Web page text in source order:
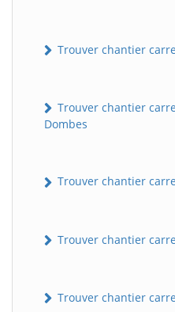
Trouver chantier
Trouver chantier
Dombes
Trouver chantier
Trouver chantier
Trouver chantier